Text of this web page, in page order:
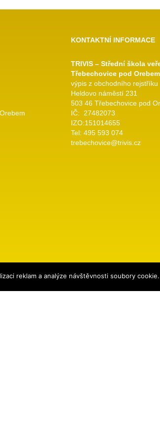
KONTAKTNÍ INFORMACE
TRIVIS – Střední škola
Třebechovice pod
výpis z obchodního rejstříku
Heldovo náměstí 231
503 46 Třebechovice pod
IČ: 27482073
IZO:151014655
Tel: 495 593 074
trebechovice@trivis.cz
reklam a analýze návštěvnosti soubory